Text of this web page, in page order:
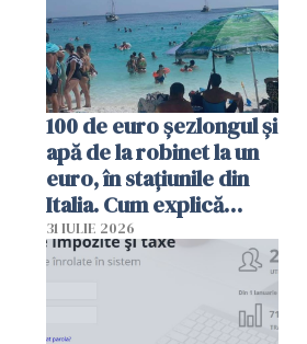
100 de euro șezlongul și
apă de la robinet la un
euro, în stațiunile din
Italia. Cum explică
autoritățile
31 IULIE 2026